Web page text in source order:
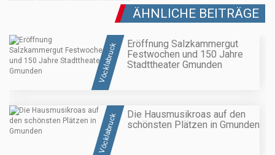
ÄHNLICHE BEITRÄGE
Vöcklabruck
Eröffnung Salzkammergut
Festwochen und 150 Jahre
Stadttheater Gmunden
Vöcklabruck
Die Hausmusikroas auf den
schönsten Plätzen in Gmunden